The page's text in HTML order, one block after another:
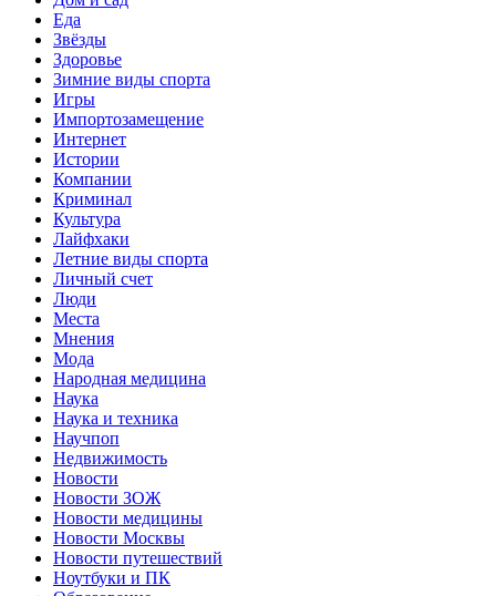
Еда
Звёзды
Здоровье
Зимние виды спорта
Игры
Импортозамещение
Интернет
Истории
Компании
Криминал
Культура
Лайфхаки
Летние виды спорта
Личный счет
Люди
Места
Мнения
Мода
Народная медицина
Наука
Наука и техника
Научпоп
Недвижимость
Новости
Новости ЗОЖ
Новости медицины
Новости Москвы
Новости путешествий
Ноутбуки и ПК